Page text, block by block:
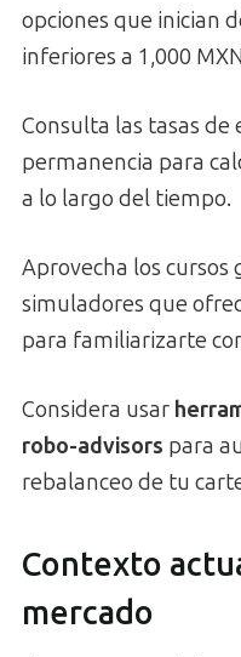
opciones que inician
inferiores a 1,000
Consulta las tasas de
permanencia para
a lo largo del tiempo.
Aprovecha los
simuladores que
para familiarizarte
Considera usar
robo-advisors para
rebalanceo de tu
Contexto
mercado